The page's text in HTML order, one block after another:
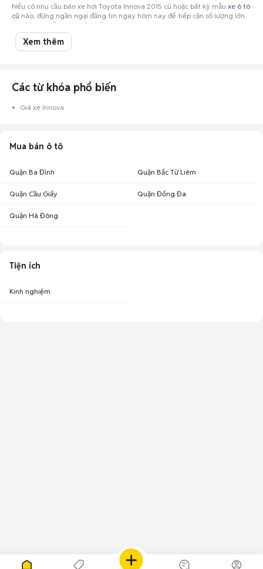
Nếu có nhu cầu bán xe hơi Toyota Innova 2015 cũ hoặc bất kỳ mẫu xe ô tô
cũ nào, đừng ngần ngại đăng tin ngay hôm nay để tiếp cận số lượng lớn
người mua tiềm năng ở Quận Nam Từ Liêm!
Xem thêm
Các từ khóa phổ biến
Giá xe Innova
Mua bán ô tô
Quận Ba Đình Quận Bắc Từ Liêm
Quận Cầu Giấy Quận Đống Đa
Quận Hà Đông
Tiện ích
Kinh nghiệm